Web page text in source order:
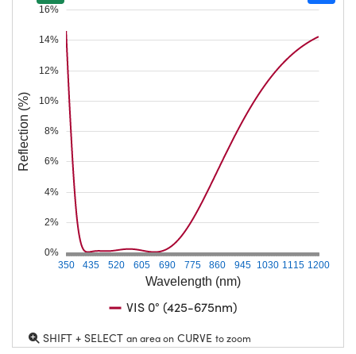
Wavelength (nm)
350 435 520 605 690 775 860 945 1030 1115 1200
0%
2%
4%
6%
8%
10%
12%
14%
16%
Reflection (%)
VIS 0° (425-675nm)
SHIFT + SELECT an area on CURVE to zoom